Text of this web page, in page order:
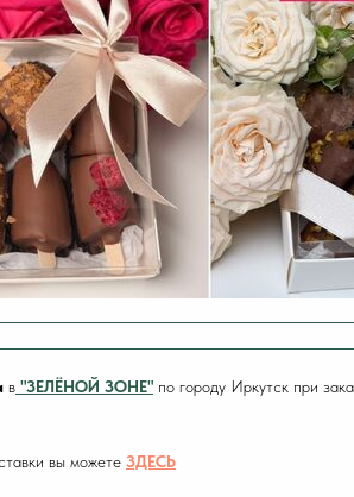
в "ЗЕЛЁНОЙ ЗОНЕ" по городу Иркутск при
вы можете ЗДЕСЬ